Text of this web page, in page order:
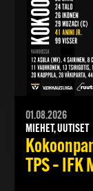
01.08.2026
MIEHET, UUTISET
TPS – IFK